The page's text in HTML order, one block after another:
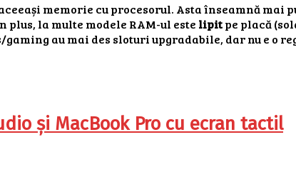
memorie cu procesorul. Asta înseamnă
la multe modele RAM-ul este lipitpe placă
au mai des sloturi upgradabile, dar nu e o
și MacBook Pro cu ecran tactil